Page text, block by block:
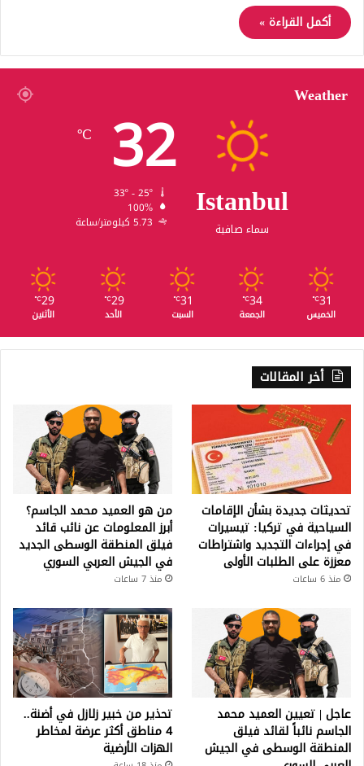
أكمل القراءة »
Weather
Istanbul
سماء صافية
32
℃
100%
5.73 كيلومتر/ساعة
31
℃
الخميس
34
℃
الجمعة
31
℃
السبت
29
℃
الأحد
29
℃
الأثنين
أخر المقالات
تحديثات جديدة بشأن الإقامات
السياحية في تركيا: تيسيرات
في إجراءات التجديد واشتراطات
معززة على الطلبات الأولى
منذ 6 ساعات
من هو العميد محمد الجاسم؟
أبرز المعلومات عن نائب قائد
فيلق المنطقة الوسطى الجديد
في الجيش العربي السوري
منذ 7 ساعات
عاجل | تعيين العميد محمد
الجاسم نائباً لقائد فيلق
المنطقة الوسطى في الجيش
تحذير من خبير زلازل في أضنة..
4 مناطق أكثر عرضة لمخاطر
الهزات الأرضية